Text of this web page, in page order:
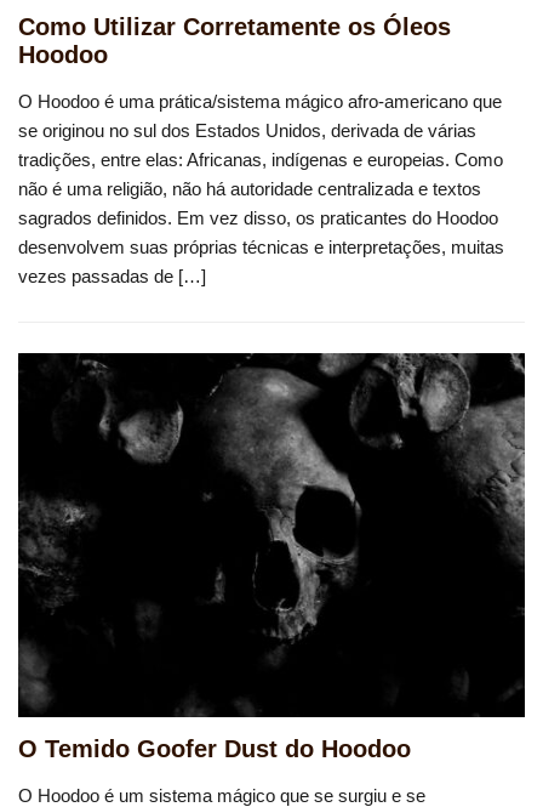
Como Utilizar Corretamente os Óleos
Hoodoo
O Hoodoo é uma prática/sistema mágico afro-americano que
se originou no sul dos Estados Unidos, derivada de várias
tradições, entre elas: Africanas, indígenas e europeias. Como
não é uma religião, não há autoridade centralizada e textos
sagrados definidos. Em vez disso, os praticantes do Hoodoo
desenvolvem suas próprias técnicas e interpretações, muitas
vezes passadas de […]
O Temido Goofer Dust do Hoodoo
O Hoodoo é um sistema mágico que se surgiu e se